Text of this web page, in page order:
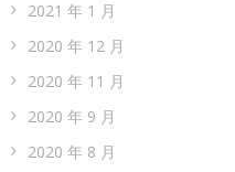
2021 年 1 月
2020 年 12 月
2020 年 11 月
2020 年 9 月
2020 年 8 月